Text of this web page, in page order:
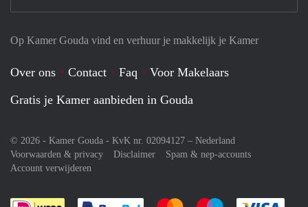
Op Kamer Gouda vind en verhuur je makkelijk je Kamer
Over ons Contact Faq
Voor Makelaars
Gratis je Kamer aanbieden in Gouda
© 2026 - Kamer Gouda - KvK nr. 02094127 – Nederland
Voorwaarden & privacy
Disclaimer
Spam & nep-accounts
Account verwijderen